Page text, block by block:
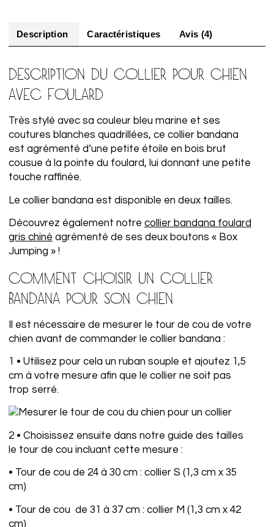
Description Caractéristiques Avis (4)
DESCRIPTION DU COLLIER POUR CHIEN
AVEC FOULARD
Très stylé avec sa couleur bleu marine et ses
coutures blanches quadrillées, ce collier bandana
est agrémenté d’une petite étoile en bois brut
cousue à la pointe du foulard, lui donnant une petite
touche raffinée.
Le collier bandana est disponible en deux tailles.
Découvrez également notre collier bandana foulard
gris chiné agrémenté de ses deux boutons « Box
Jumping » !
COMMENT CHOISIR UN COLLIER
BANDANA POUR SON CHIEN
Il est nécessaire de mesurer le tour de cou de votre
chien avant de commander le collier bandana :
1 • Utilisez pour cela un ruban souple et ajoutez 1,5
cm à votre mesure afin que le collier ne soit pas
trop serré.
2 • Choisissez ensuite dans notre guide des tailles
le tour de cou incluant cette mesure :
• Tour de cou de 24 à 30 cm : collier S (1,3 cm x 35
cm)
• Tour de cou de 31 à 37 cm : collier M (1,3 cm x 42
cm)